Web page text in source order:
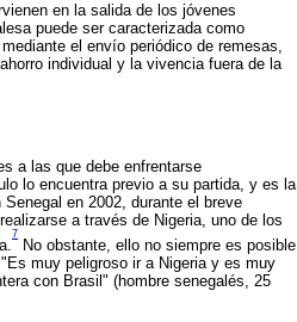
en la salida de los jóvenes
puede ser caracterizada como
el envío periódico de remesas,
individual y la vivencia fuera de la
a las que debe enfrentarse
lo encuentra previo a su partida, y es la
en 2002, durante el breve
a través de Nigeria, uno de los
7
No obstante, ello no siempre es posible
muy peligroso ir a Nigeria y es muy
con Brasil" (hombre senegalés, 25